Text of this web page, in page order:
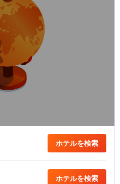
ホテルを検索
ホテルを検索